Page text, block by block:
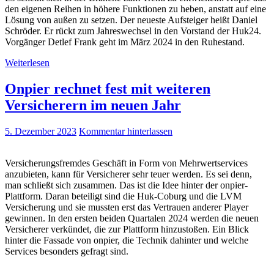
den eigenen Reihen in höhere Funktionen zu heben, anstatt auf eine
Lösung von außen zu setzen. Der neueste Aufsteiger heißt Daniel
Schröder. Er rückt zum Jahreswechsel in den Vorstand der Huk24.
Vorgänger Detlef Frank geht im März 2024 in den Ruhestand.
Weiterlesen
Onpier rechnet fest mit weiteren
Versicherern im neuen Jahr
5. Dezember 2023 Kommentar hinterlassen
Versicherungsfremdes Geschäft in Form von Mehrwertservices
anzubieten, kann für Versicherer sehr teuer werden. Es sei denn,
man schließt sich zusammen. Das ist die Idee hinter der onpier-
Plattform. Daran beteiligt sind die Huk-Coburg und die LVM
Versicherung und sie mussten erst das Vertrauen anderer Player
gewinnen. In den ersten beiden Quartalen 2024 werden die neuen
Versicherer verkündet, die zur Plattform hinzustoßen. Ein Blick
hinter die Fassade von onpier, die Technik dahinter und welche
Services besonders gefragt sind.